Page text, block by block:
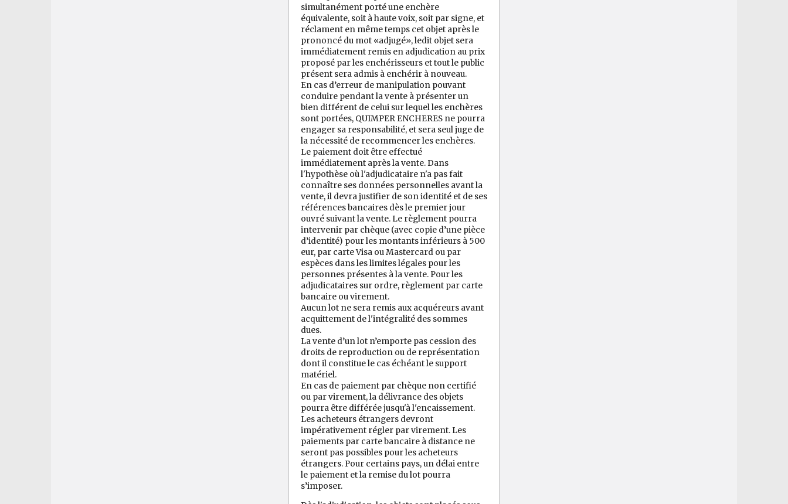
simultanément porté une enchère
équivalente, soit à haute voix, soit par signe, et
réclament en même temps cet objet après le
prononcé du mot «adjugé», ledit objet sera
immédiatement remis en adjudication au prix
proposé par les enchérisseurs et tout le public
présent sera admis à enchérir à nouveau.
En cas d’erreur de manipulation pouvant
conduire pendant la vente à présenter un
bien différent de celui sur lequel les enchères
sont portées, QUIMPER ENCHERES ne pourra
engager sa responsabilité, et sera seul juge de
la nécessité de recommencer les enchères.
Le paiement doit être effectué
immédiatement après la vente. Dans
l'hypothèse où l'adjudicataire n'a pas fait
connaître ses données personnelles avant la
vente, il devra justifier de son identité et de ses
références bancaires dès le premier jour
ouvré suivant la vente. Le règlement pourra
intervenir par chèque (avec copie d’une pièce
d’identité) pour les montants inférieurs à 500
eur, par carte Visa ou Mastercard ou par
espèces dans les limites légales pour les
personnes présentes à la vente. Pour les
adjudicataires sur ordre, règlement par carte
bancaire ou virement.
Aucun lot ne sera remis aux acquéreurs avant
acquittement de l'intégralité des sommes
dues.
La vente d’un lot n’emporte pas cession des
droits de reproduction ou de représentation
dont il constitue le cas échéant le support
matériel.
En cas de paiement par chèque non certifié
ou par virement, la délivrance des objets
pourra être différée jusqu'à l'encaissement.
Les acheteurs étrangers devront
impérativement régler par virement. Les
paiements par carte bancaire à distance ne
seront pas possibles pour les acheteurs
étrangers. Pour certains pays, un délai entre
le paiement et la remise du lot pourra
s’imposer.